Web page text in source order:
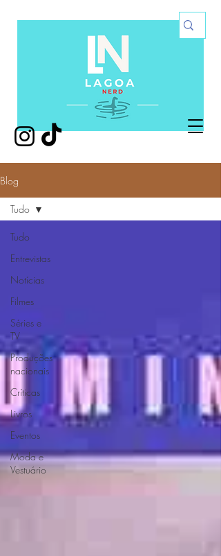
Blog
Tudo
Entrevistas
Notícias
Filmes
Séries e
TV
Produções
nacionais
Críticas
Livros
Eventos
Moda e
Vestuário
Tudo